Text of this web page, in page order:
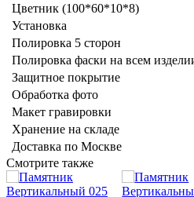
Цветник (100*60*10*8)
Установка
Полировка 5 сторон
Полировка фаски на всем
Защитное покрытие
Обработка фото
Макет гравировки
Хранение на складе
Доставка по Москве
Смотрите также